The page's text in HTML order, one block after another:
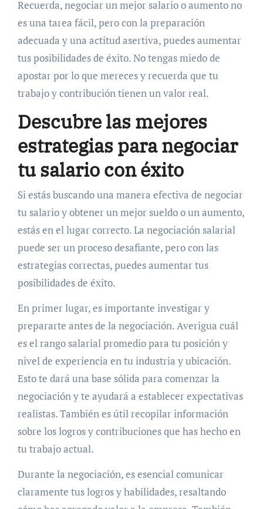
Recuerda, negociar un mejor salario o aumento no
es una tarea fácil, pero con la preparación
adecuada y una actitud asertiva, puedes aumentar
tus posibilidades de éxito. No tengas miedo de
apostar por lo que mereces y recuerda que tu
trabajo y contribución tienen un valor real.
Descubre las mejores
estrategias para negociar
tu salario con éxito
Si estás buscando una manera efectiva de negociar
tu salario y obtener un mejor sueldo o un aumento,
estás en el lugar correcto. La negociación salarial
puede ser un proceso desafiante, pero con las
estrategias correctas, puedes aumentar tus
posibilidades de éxito.
En primer lugar, es importante investigar y
prepararte antes de la negociación. Averigua cuál
es el rango salarial promedio para tu posición y
nivel de experiencia en tu industria y ubicación.
Esto te dará una base sólida para comenzar la
negociación y te ayudará a establecer expectativas
realistas. También es útil recopilar información
sobre los logros y contribuciones que has hecho en
tu trabajo actual.
Durante la negociación, es esencial comunicar
claramente tus logros y habilidades, resaltando